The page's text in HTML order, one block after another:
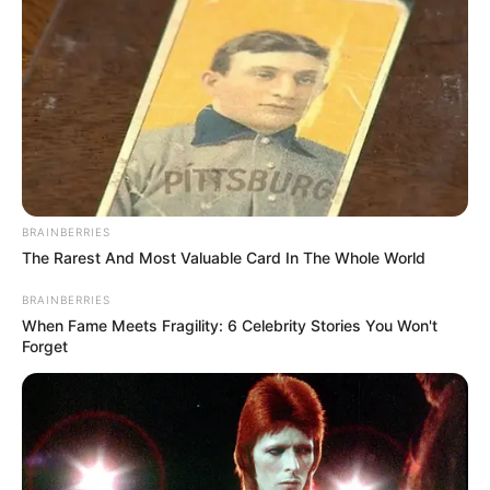
źródło: zdj. Paramount Pictures
BIEŻĄCO!
BRAINBERRIES
The Rarest And Most Valuable Card In The Whole World
BRAINBERRIES
When Fame Meets Fragility: 6 Celebrity Stories You Won't
Forget